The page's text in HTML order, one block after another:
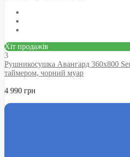
Хіт продажів
3
Рушникосушка Авангард 360х800
таймером, чорний муар
4 990 грн